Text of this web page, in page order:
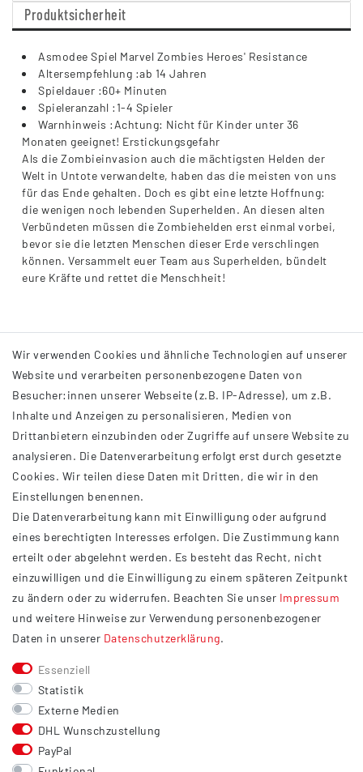
Produktsicherheit
Asmodee Spiel Marvel Zombies Heroes' Resistance
Altersempfehlung :ab 14 Jahren
Spieldauer :60+ Minuten
Spieleranzahl :1-4 Spieler
Warnhinweis :Achtung: Nicht für Kinder unter 36
Monaten geeignet! Erstickungsgefahr
Als die Zombieinvasion auch die mächtigsten Helden der
Welt in Untote verwandelte, haben das die meisten von uns
für das Ende gehalten. Doch es gibt eine letzte Hoffnung:
die wenigen noch lebenden Superhelden. An diesen alten
Verbündeten müssen die Zombiehelden erst einmal vorbei,
bevor sie die letzten Menschen dieser Erde verschlingen
können. Versammelt euer Team aus Superhelden, bündelt
eure Kräfte und rettet die Menschheit!
INFORMATIONEN
AGB
Impressum
Datenschutzerklärung
Widerrufsrecht
Barrierefreiheit
Service
Kontakt
Versand
Zahlung
Vertrag widerrufen
Wir verwenden Cookies und ähnliche Technologien auf unserer
Website und verarbeiten personenbezogene Daten von
Besucher:innen unserer Webseite (z.B. IP-Adresse), um z.B.
Inhalte und Anzeigen zu personalisieren, Medien von
Drittanbietern einzubinden oder Zugriffe auf unsere Website zu
analysieren. Die Datenverarbeitung erfolgt erst durch gesetzte
Cookies. Wir teilen diese Daten mit Dritten, die wir in den
Einstellungen benennen.
Die Datenverarbeitung kann mit Einwilligung oder aufgrund
eines berechtigten Interesses erfolgen. Die Zustimmung kann
erteilt oder abgelehnt werden. Es besteht das Recht, nicht
einzuwilligen und die Einwilligung zu einem späteren Zeitpunkt
zu ändern oder zu widerrufen. Beachten Sie unser Impressum
und weitere Hinweise zur Verwendung personenbezogener
Daten in unserer Daten­schutz­erklärung.
Essenziell
Statistik
Externe Medien
DHL Wunschzustellung
PayPal